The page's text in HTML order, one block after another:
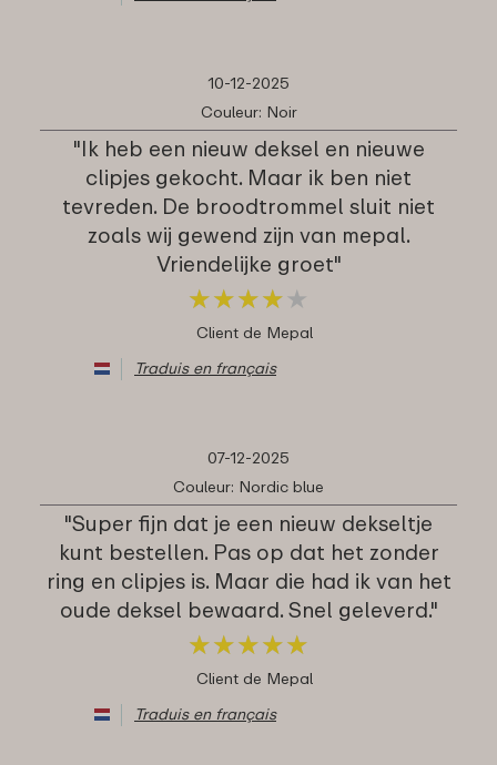
10-12-2025
Couleur: Noir
"Ik heb een nieuw deksel en nieuwe
clipjes gekocht. Maar ik ben niet
tevreden. De broodtrommel sluit niet
zoals wij gewend zijn van mepal.
Vriendelijke groet"
★★★★ ★
★★★★ ★
Client de Mepal
Traduis en français
07-12-2025
Couleur: Nordic blue
"Super fijn dat je een nieuw dekseltje
kunt bestellen. Pas op dat het zonder
ring en clipjes is. Maar die had ik van het
oude deksel bewaard. Snel geleverd."
★★★★★
★★★★★
Client de Mepal
Traduis en français